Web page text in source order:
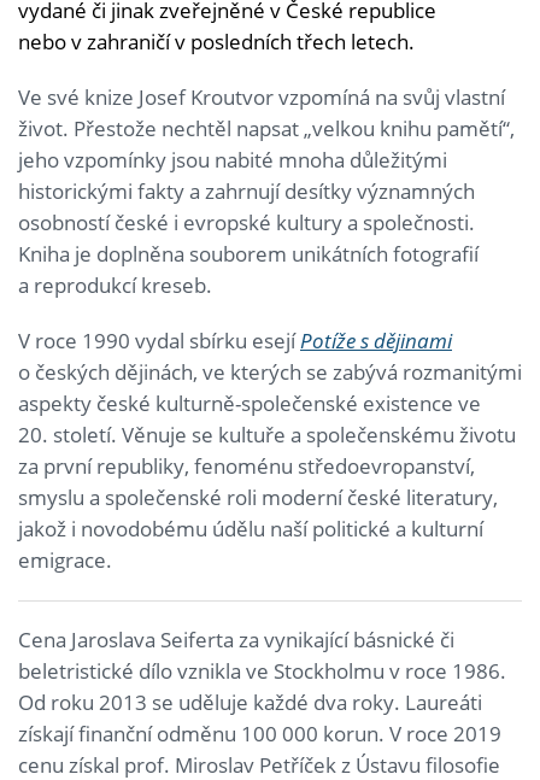
vydané či jinak zveřejněné v České republice
nebo v zahraničí v posledních třech letech.
Ve své knize Josef Kroutvor vzpomíná na svůj vlastní
život. Přestože nechtěl napsat „velkou knihu pamětí“,
jeho vzpomínky jsou nabité mnoha důležitými
historickými fakty a zahrnují desítky významných
osobností české i evropské kultury a společnosti.
Kniha je doplněna souborem unikátních fotografií
a reprodukcí kreseb.
V roce 1990 vydal sbírku esejíPotíže s dějinami
o českých dějinách, ve kterých se zabývá rozmanitými
aspekty české kulturně-společenské existence ve
20. století. Věnuje se kultuře a společenskému životu
za první republiky, fenoménu středoevropanství,
smyslu a společenské roli moderní české literatury,
jakož i novodobému údělu naší politické a kulturní
emigrace.
Cena Jaroslava Seiferta za vynikající básnické či
beletristické dílo vznikla ve Stockholmu v roce 1986.
Od roku 2013 se uděluje každé dva roky. Laureáti
získají finanční odměnu 100 000 korun. V roce 2019
cenu získal prof. Miroslav Petříček z Ústavu filosofie